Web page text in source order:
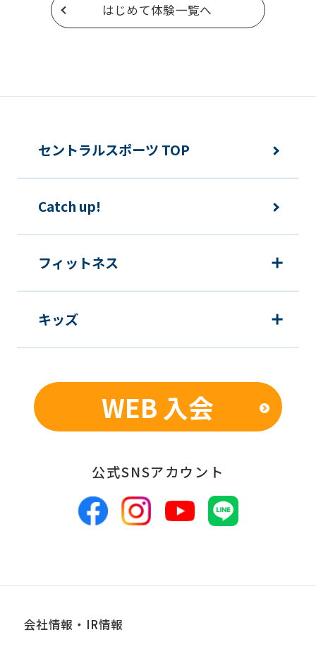
はじめて体験一覧へ
Automatic
セントラルスポーツ TOP
Catch up!
フィットネス
キッズ
WEB 入会
公式SNSアカウント
会社情報・IR情報